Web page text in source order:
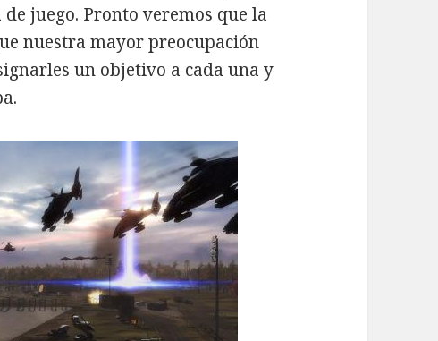
juego. Pronto veremos que la
nuestra mayor preocupación
un objetivo a cada una y